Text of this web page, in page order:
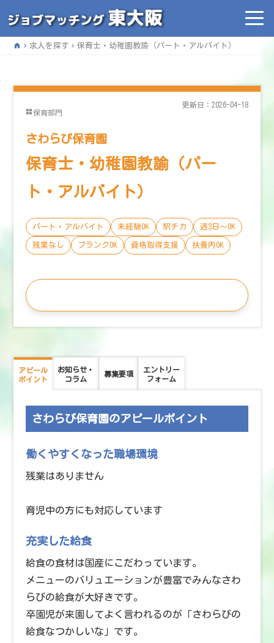
home 求人を探す 保育士・幼稚園教諭（パート・アルバイト）
保育部門
更新日：2026-04-18
さわらび保育園
保育士・幼稚園教諭（パー
ト・アルバイト）
パート・アルバイト 未経験OK 駅チカ 週3日〜OK
残業なし ブランクOK 資格取得支援 扶養内OK
アピール
ポイント
お知らせ・
コラム
募集要項
エントリー
フォーム
さわらび保育園のアピールポイント
働くやすくなった職場環境
残業はありません
育児中の方にも対応しています
充実した給食
給食の食材は国産にこだわっています。
メニューのバリュエーションが豊富でみんなさわ
らびの給食が大好きです。
卒園児が来園してよく言われるのが「さわらびの
給食なつかしいな」です。